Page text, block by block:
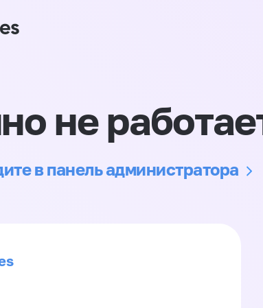
не
в панель администратора